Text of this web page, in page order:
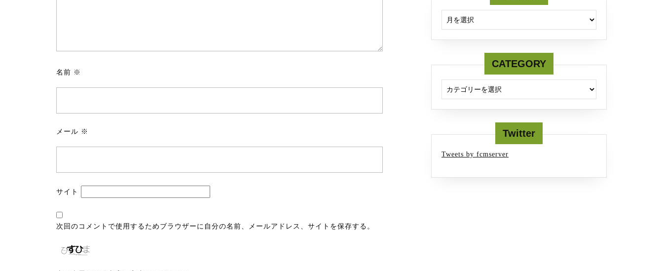
名前 ※
メール ※
サイト
次回のコメントで使用するためブラウザーに自分の名前、メールアドレス、サイトを保存する。
CATEGORY
Twitter
Tweets by fcmserver